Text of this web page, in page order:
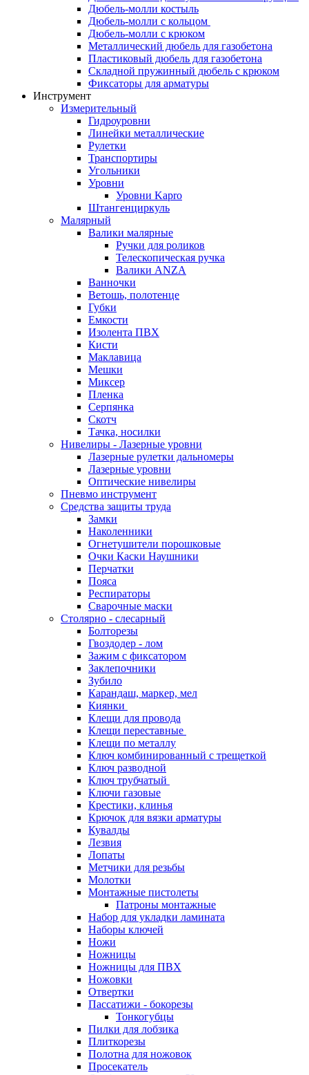
Дюбель-молли костыль
Дюбель-молли с кольцом
Дюбель-молли с крюком
Металлический дюбель для газобетона
Пластиковый дюбель для газобетона
Складной пружинный дюбель с крюком
Фиксаторы для арматуры
Инструмент
Измерительный
Гидроуровни
Линейки металлические
Рулетки
Транспортиры
Угольники
Уровни
Уровни Kapro
Штангенциркуль
Малярный
Валики малярные
Ручки для роликов
Телескопическая ручка
Валики ANZA
Ванночки
Ветошь, полотенце
Губки
Емкости
Изолента ПВХ
Кисти
Маклавица
Мешки
Миксер
Пленка
Серпянка
Скотч
Тачка, носилки
Нивелиры - Лазерные уровни
Лазерные рулетки дальномеры
Лазерные уровни
Оптические нивелиры
Пневмо инструмент
Средства защиты труда
Замки
Наколенники
Огнетушители порошковые
Очки Каски Наушники
Перчатки
Пояса
Респираторы
Сварочные маски
Столярно - слесарный
Болторезы
Гвоздодер - лом
Зажим с фиксатором
Заклепочники
Зубило
Карандаш, маркер, мел
Киянки
Клещи для провода
Клещи переставные
Клещи по металлу
Ключ комбинированный с трещеткой
Ключ разводной
Ключ трубчатый
Ключи газовые
Крестики, клинья
Крючок для вязки арматуры
Кувалды
Лезвия
Лопаты
Метчики для резьбы
Молотки
Монтажные пистолеты
Патроны монтажные
Набор для укладки ламината
Наборы ключей
Ножи
Ножницы
Ножницы для ПВХ
Ножовки
Отвертки
Пассатижи - бокорезы
Тонкогубцы
Пилки для лобзика
Плиткорезы
Полотна для ножовок
Просекатель